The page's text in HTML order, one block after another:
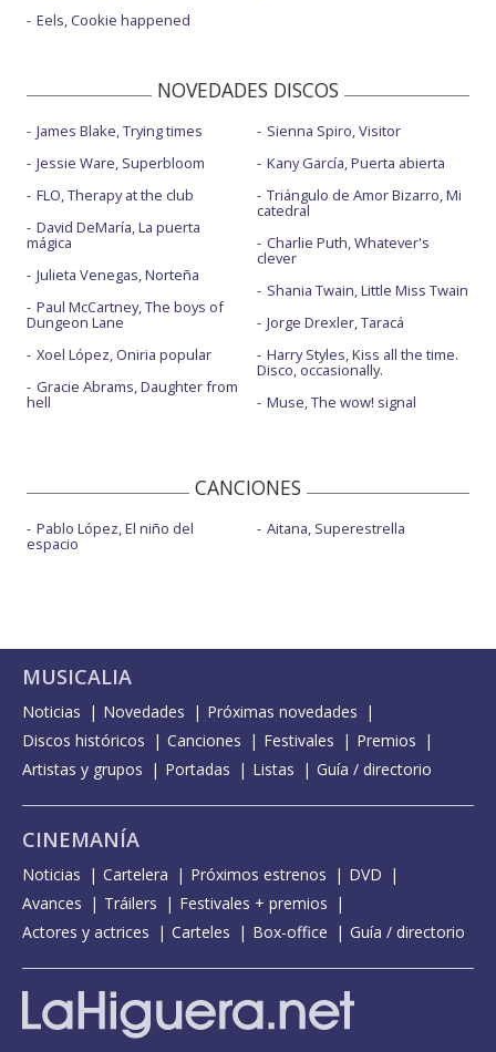
Eels, Cookie happened
NOVEDADES DISCOS
James Blake, Trying times
Jessie Ware, Superbloom
FLO, Therapy at the club
David DeMaría, La puerta
mágica
Julieta Venegas, Norteña
Paul McCartney, The boys of
Dungeon Lane
Xoel López, Oniria popular
Gracie Abrams, Daughter from
hell
Sienna Spiro, Visitor
Kany García, Puerta abierta
Triángulo de Amor Bizarro, Mi
catedral
Charlie Puth, Whatever's
clever
Shania Twain, Little Miss Twain
Jorge Drexler, Taracá
Harry Styles, Kiss all the time.
Disco, occasionally.
Muse, The wow! signal
CANCIONES
Pablo López, El niño del
espacio
Aitana, Superestrella
MUSICALIA
Noticias Novedades
Próximas novedades
Discos históricos
Canciones Festivales
Premios
Artistas y grupos
Portadas Listas Guía / directorio
CINEMANÍA
Noticias Cartelera Próximos estrenos
DVD
Avances
Tráilers
Festivales + premios
Actores y actrices
Carteles Box-office Guía / directorio